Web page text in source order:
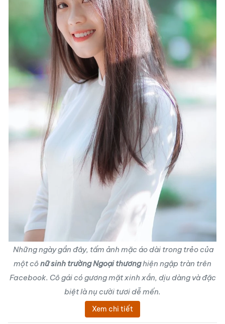
Những ngày gần đây, tấm ảnh mặc áo dài trong trẻo của
một cônữ sinh trường Ngoại thươnghiện ngập tràn trên
Facebook. Cô gái có gương mặt xinh xắn, dịu dàng và đặc
biệt là nụ cười tươi dễ mến.
Xem chi tiết